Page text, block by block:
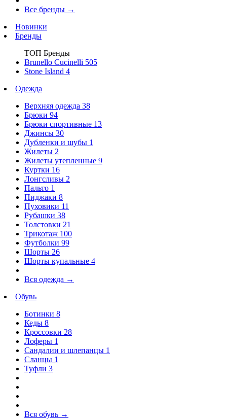
Все бренды →
Новинки
Бренды
ТОП Бренды
Brunello Cucinelli 505
Stone Island 4
Одежда
Верхняя одежда 38
Брюки 94
Брюки спортивные 13
Джинсы 30
Дубленки и шубы 1
Жилеты 2
Жилеты утепленные 9
Куртки 16
Лонгсливы 2
Пальто 1
Пиджаки 8
Пуховики 11
Рубашки 38
Толстовки 21
Трикотаж 100
Футболки 99
Шорты 26
Шорты купальные 4
Вся одежда →
Обувь
Ботинки 8
Кеды 8
Кроссовки 28
Лоферы 1
Сандалии и шлепанцы 1
Сланцы 1
Туфли 3
Вся обувь →